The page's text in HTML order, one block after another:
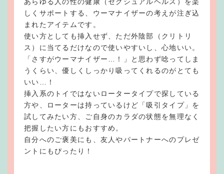
しくサポートする、ウーマナイザーの考えが注ぎ込
まれたアイテムです。
使い方としても挿入せず、ただ外陰部（クリトリ
ス）に当てるだけなので使いやすいし、心地いい。
「さすがウーマナイザー…！」と思わず唸ってしま
うくらい、優しくしっかり吸ってくれるのがとても
いい…！
挿入系のトイではないロータータイプで探している
方や、ローターは持っているけど「吸引タイプ」を
試してみたい方、ご自身のカラダの状態を無理なく
把握したい方にもおすすめ。
自分へのご褒美にも、友人やパートナーへのプレゼ
ントにもぴったり！